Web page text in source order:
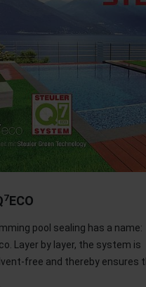
7ECO
pool sealing has a name:
Layer by layer, the system is
free and thereby ensures